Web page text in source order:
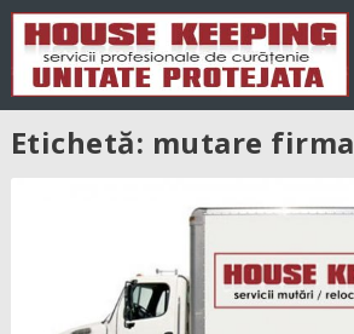
Etichetă: mutare firma